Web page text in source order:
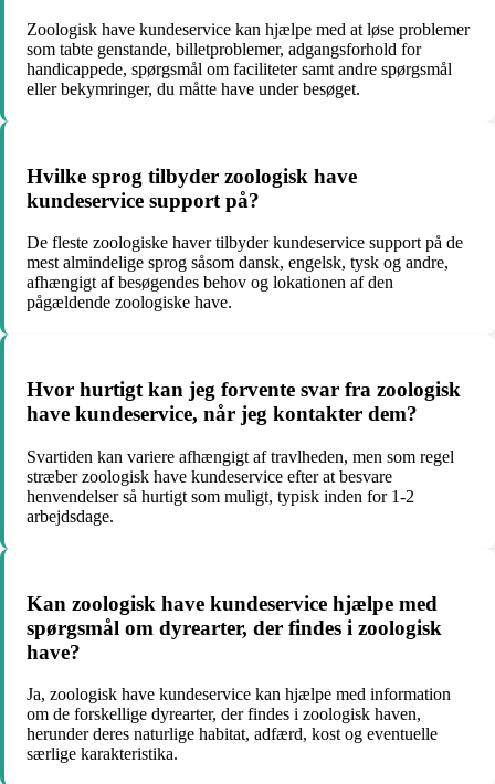
Zoologisk have kundeservice kan hjælpe med at løse problemer
som tabte genstande, billetproblemer, adgangsforhold for
handicappede, spørgsmål om faciliteter samt andre spørgsmål
eller bekymringer, du måtte have under besøget.
Hvilke sprog tilbyder zoologisk have
kundeservice support på?
De fleste zoologiske haver tilbyder kundeservice support på de
mest almindelige sprog såsom dansk, engelsk, tysk og andre,
afhængigt af besøgendes behov og lokationen af den
pågældende zoologiske have.
Hvor hurtigt kan jeg forvente svar fra zoologisk
have kundeservice, når jeg kontakter dem?
Svartiden kan variere afhængigt af travlheden, men som regel
stræber zoologisk have kundeservice efter at besvare
henvendelser så hurtigt som muligt, typisk inden for 1-2
arbejdsdage.
Kan zoologisk have kundeservice hjælpe med
spørgsmål om dyrearter, der findes i zoologisk
have?
Ja, zoologisk have kundeservice kan hjælpe med information
om de forskellige dyrearter, der findes i zoologisk haven,
herunder deres naturlige habitat, adfærd, kost og eventuelle
særlige karakteristika.